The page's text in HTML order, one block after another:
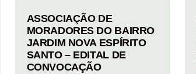
ASSOCIAÇÃO DE
MORADORES DO BAIRRO
JARDIM NOVA ESPÍRITO
SANTO – EDITAL DE
CONVOCAÇÃO